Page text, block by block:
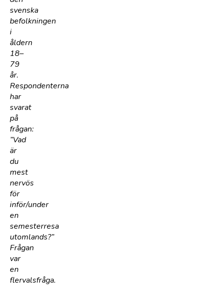
svenska
befolkningen
i
åldern
18–
79
år.
Respondenterna
har
svarat
på
frågan:
”Vad
är
du
mest
nervös
för
inför/under
en
semesterresa
utomlands?”
Frågan
var
en
flervalsfråga.